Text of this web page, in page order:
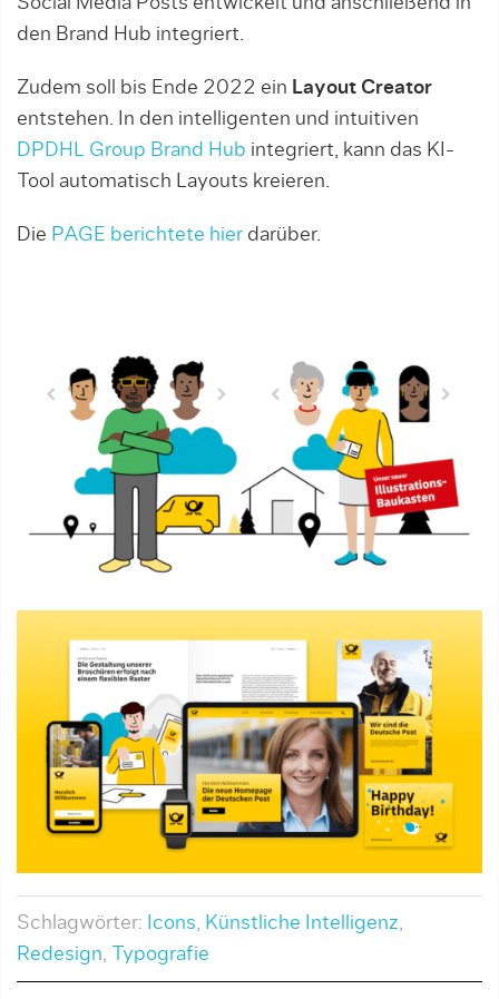
den Brand Hub integriert.
Zudem soll bis Ende 2022 ein Layout Creator
entstehen. In den intelligenten und intuitiven
DPDHL Group Brand Hub integriert, kann das KI-
Tool automatisch Layouts kreieren.
Die PAGE berichtete hier darüber.
Schlagwörter: Icons, Künstliche Intelligenz,
Redesign, Typografie